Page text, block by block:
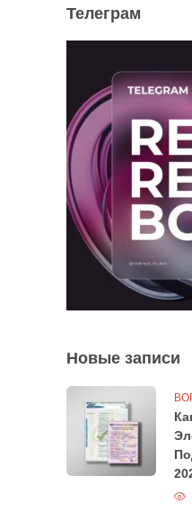
Телеграм
Новые записи